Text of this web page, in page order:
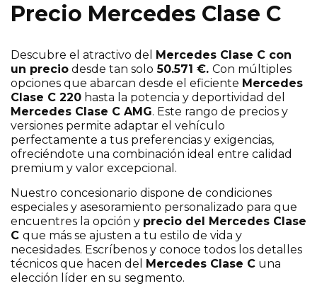
Precio Mercedes Clase C
Descubre el atractivo del
Mercedes Clase C con
un precio desde tan solo 50.571 €. Con múltiples
opciones que abarcan desde el eficiente Mercedes
Clase C 220 hasta la potencia y deportividad del
Mercedes Clase C AMG. Este rango de precios y
versiones permite adaptar el vehículo
perfectamente a tus preferencias y exigencias,
ofreciéndote una combinación ideal entre calidad
premium y valor excepcional.
Nuestro concesionario dispone de condiciones
especiales y asesoramiento personalizado para que
encuentres la opción y precio del Mercedes Clase
C que más se ajusten a tu estilo de vida y
necesidades. Escríbenos y conoce todos los detalles
técnicos que hacen del
Mercedes Clase C una
elección líder en su segmento.